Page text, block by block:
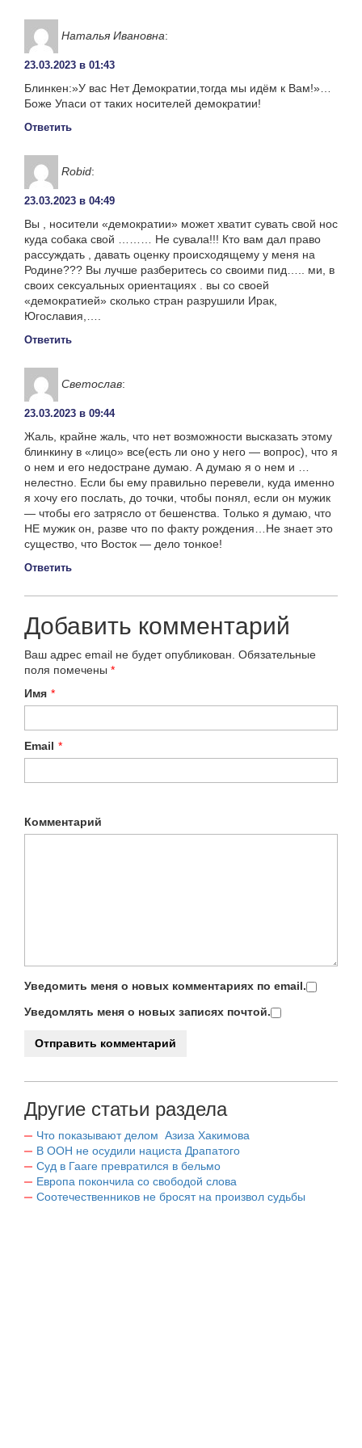
Наталья Ивановна:
23.03.2023 в 01:43
Блинкен:»У вас Нет Демократии,тогда мы идём к Вам!»…
Боже Упаси от таких носителей демократии!
Ответить
Robid:
23.03.2023 в 04:49
Вы , носители «демократии» может хватит сувать свой нос
куда собака свой ……… Не сувала!!! Кто вам дал право
рассуждать , давать оценку происходящему у меня на
Родине??? Вы лучше разберитесь со своими пид….. ми, в
своих сексуальных ориентациях . вы со своей
«демократией» сколько стран разрушили Ирак,
Югославия,….
Ответить
Светослав:
23.03.2023 в 09:44
Жаль, крайне жаль, что нет возможности высказать этому
блинкину в «лицо» все(есть ли оно у него — вопрос), что я
о нем и его недостране думаю. А думаю я о нем и …
нелестно. Если бы ему правильно перевели, куда именно
я хочу его послать, до точки, чтобы понял, если он мужик
— чтобы его затрясло от бешенства. Только я думаю, что
НЕ мужик он, разве что по факту рождения…Не знает это
существо, что Восток — дело тонкое!
Ответить
Добавить комментарий
Ваш адрес email не будет опубликован. Обязательные
поля помечены *
Имя *
Email *
Комментарий
Уведомить меня о новых комментариях по email.
Уведомлять меня о новых записях почтой.
Другие статьи раздела
Что показывают делом Азиза Хакимова
В ООН не осудили нациста Драпатого
Суд в Гааге превратился в бельмо
Европа покончила со свободой слова
Соотечественников не бросят на произвол судьбы